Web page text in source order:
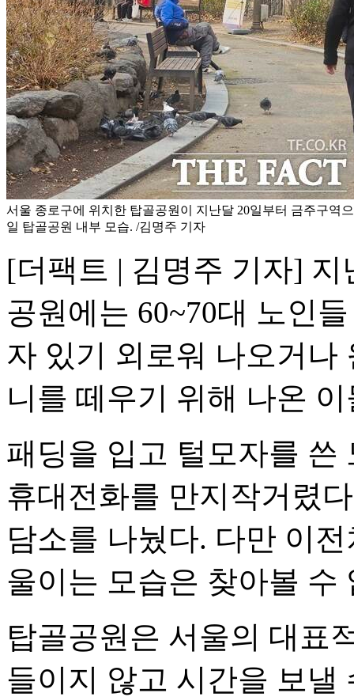
서울 종로구에 위치한 탑골공원이 지난달 20일부터 금주구역
일 탑골공원 내부 모습. /김명주 기자
[더팩트 | 김명주 기자]
공원에는 60~70대 노인
자 있기 외로워 나오거나
니를 떼우기 위해 나온
패딩을 입고 털모자를 쓴
휴대전화를 만지작거렸
담소를 나눴다. 다만 이
울이는 모습은 찾아볼 수
탑골공원은 서울의 대표
들이지 않고 시간을 보낼